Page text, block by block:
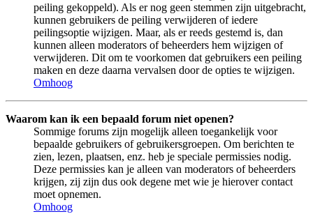
peiling gekoppeld). Als er nog geen stemmen zijn uitgebracht,
kunnen gebruikers de peiling verwijderen of iedere
peilingsoptie wijzigen. Maar, als er reeds gestemd is, dan
kunnen alleen moderators of beheerders hem wijzigen of
verwijderen. Dit om te voorkomen dat gebruikers een peiling
maken en deze daarna vervalsen door de opties te wijzigen.
Omhoog
Waarom kan ik een bepaald forum niet openen?
Sommige forums zijn mogelijk alleen toegankelijk voor
bepaalde gebruikers of gebruikersgroepen. Om berichten te
zien, lezen, plaatsen, enz. heb je speciale permissies nodig.
Deze permissies kan je alleen van moderators of beheerders
krijgen, zij zijn dus ook degene met wie je hierover contact
moet opnemen.
Omhoog